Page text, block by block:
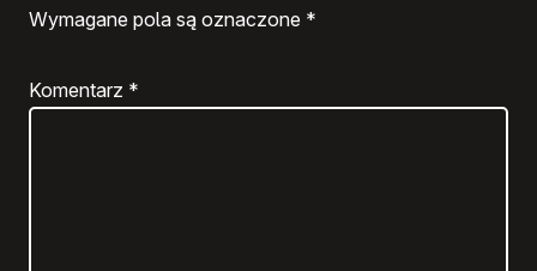
Wymagane pola są oznaczone *
Komentarz *